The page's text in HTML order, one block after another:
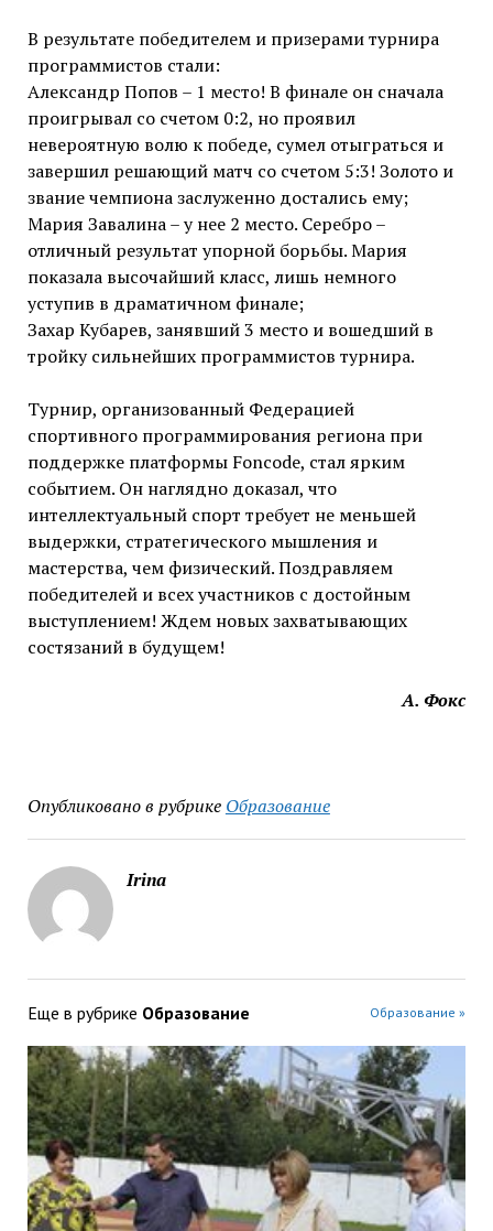
В результате победителем и призерами турнира
программистов стали:
Александр Попов – 1 место! В финале он сначала
проигрывал со счетом 0:2, но проявил
невероятную волю к победе, сумел отыграться и
завершил решающий матч со счетом 5:3! Золото и
звание чемпиона заслуженно достались ему;
Мария Завалина – у нее 2 место. Серебро –
отличный результат упорной борьбы. Мария
показала высочайший класс, лишь немного
уступив в драматичном финале;
Захар Кубарев, занявший 3 место и вошедший в
тройку сильнейших программистов турнира.
Турнир, организованный Федерацией
спортивного программирования региона при
поддержке платформы Foncode, стал ярким
событием. Он наглядно доказал, что
интеллектуальный спорт требует не меньшей
выдержки, стратегического мышления и
мастерства, чем физический. Поздравляем
победителей и всех участников с достойным
выступлением! Ждем новых захватывающих
состязаний в будущем!
А. Фокс
Опубликовано в рубрике Образование
Irina
Еще в рубрике Образование Образование »